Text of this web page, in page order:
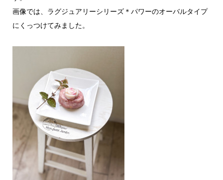
画像では、ラグジュアリーシリーズ＊パワーのオーバルタイプ
にくっつけてみました。